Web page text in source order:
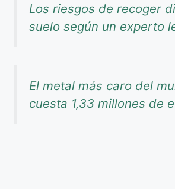
Los riesgos de recoger
suelo según un experto
El metal más caro del
cuesta 1,33 millones de